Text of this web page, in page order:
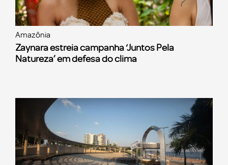
Amazônia
Zaynara estreia campanha ‘Juntos Pela
Natureza’ em defesa do clima